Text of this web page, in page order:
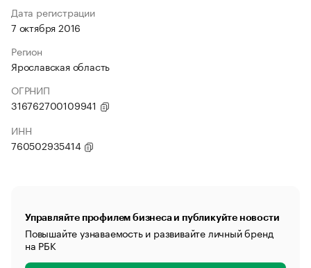
Дата регистрации
7 октября 2016
Регион
Ярославская область
ОГРНИП
316762700109941
ИНН
760502935414
Управляйте профилем бизнеса и публикуйте новости
Повышайте узнаваемость и развивайте личный бренд
на РБК